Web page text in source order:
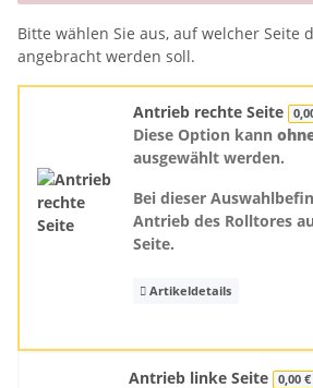
Bitte wählen Sie aus, auf welcher Seite
angebracht werden soll.
Antrieb rechte Seite
Diese Option kann
ausgewählt werden.
Bei dieser
Antrieb des Rolltores
Seite.
Artikeldetails
Antrieb linke Seite 0,00 €